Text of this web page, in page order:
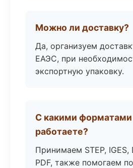
Можно ли доставку?
Да, организуем
ЕАЭС, при
экспортную упаковку.
С какими
работаете?
Принимаем STEP, IGES,
PDF, также помогаем